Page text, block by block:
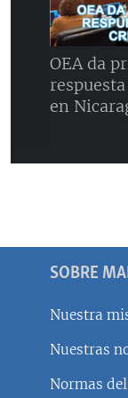
OEA da
en
SOBRE
Nuestra
Nuestras
Normas